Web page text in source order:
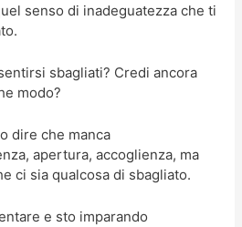
senso di inadeguatezza che ti
sbagliati? Credi ancora
modo?
dire che manca
apertura, accoglienza, ma
ci sia qualcosa di sbagliato.
e sto imparando